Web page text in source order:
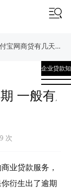
商贷有几天宽限期 一般有这么长
企业贷款知
识
,
一般有
次
业贷款服务，
衍生出了逾期